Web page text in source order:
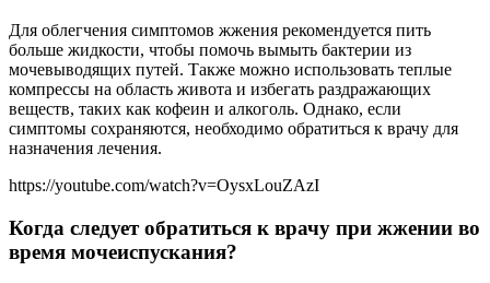
Для облегчения симптомов жжения рекомендуется пить
больше жидкости, чтобы помочь вымыть бактерии из
мочевыводящих путей. Также можно использовать теплые
компрессы на область живота и избегать раздражающих
веществ, таких как кофеин и алкоголь. Однако, если
симптомы сохраняются, необходимо обратиться к врачу для
назначения лечения.
https://youtube.com/watch?v=OysxLouZAzI
Когда следует обратиться к врачу при жжении во
время мочеиспускания?